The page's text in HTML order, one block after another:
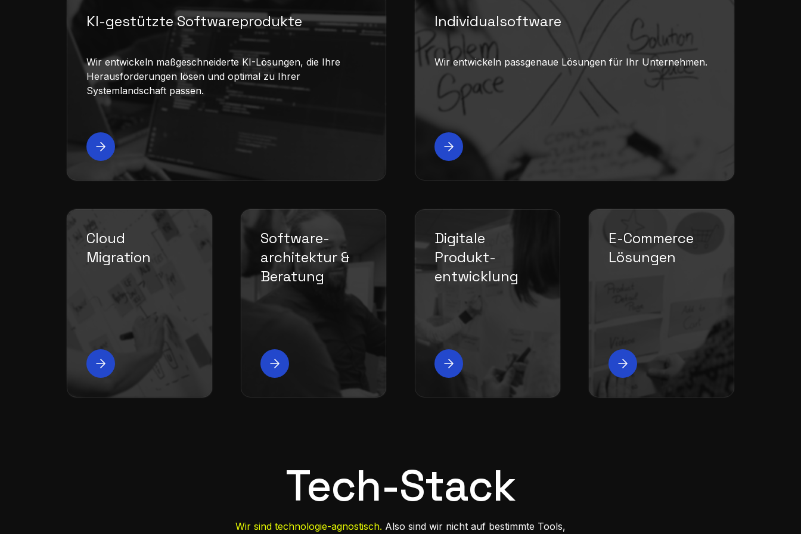
KI-gestützte Softwareprodukte
Wir entwickeln maßgeschneiderte KI-Lösungen, die Ihre
Herausforderungen lösen und optimal zu Ihrer
Systemlandschaft passen.
Individual­software
Wir entwickeln passgenaue Lösungen für Ihr Unternehmen.
Cloud
Migration
Software­
architektur &
Beratung
Digitale
Produkt­
entwicklung
E-Commerce
Lösungen
Tech-Stack
Wir sind technologie-agnostisch. Also sind wir nicht auf bestimmte Tools,